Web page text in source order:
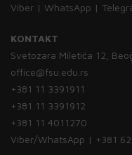
Viber | WhatsApp |
KONTAKT
Svetozara Miletića 12,
office@fsu.edu.rs
+381 11 3391911
+381 11 3391912
+381 11 4011270
Viber/WhatsApp | +381